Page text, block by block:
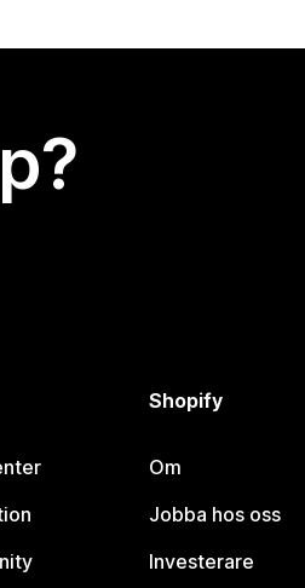
Shopify
Om
Jobba hos oss
Investerare